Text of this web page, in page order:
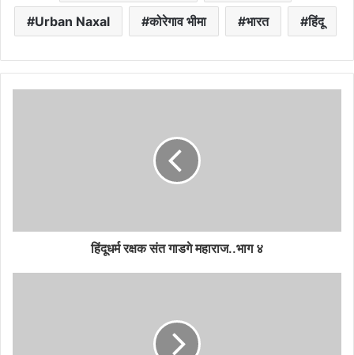
Urban Naxal कोरेगाव भीमा भारत हिंदू
हिंदूधर्म रक्षक संत गाडगे महाराज..भाग ४